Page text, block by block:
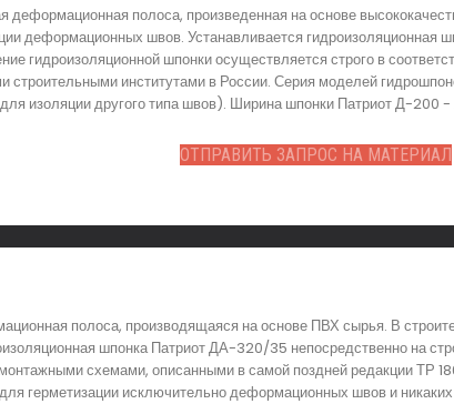
деформационная полоса, произведенная на основе
деформационных швов. Устанавливается
гидроизоляционной шпонки осуществляется строго в
строительными институтами в России. Серия моделей
изоляции другого типа швов). Ширина шпонки Патриот Д-200
ОТПРАВИТЬ ЗАПРОС НА МАТЕРИАЛ
полоса, производящаяся на основе ПВХ сырья. В
шпонка Патриот ДА-320/35 непосредственно на
схемами, описанными в самой поздней редакции ТР
герметизации исключительно деформационных швов и